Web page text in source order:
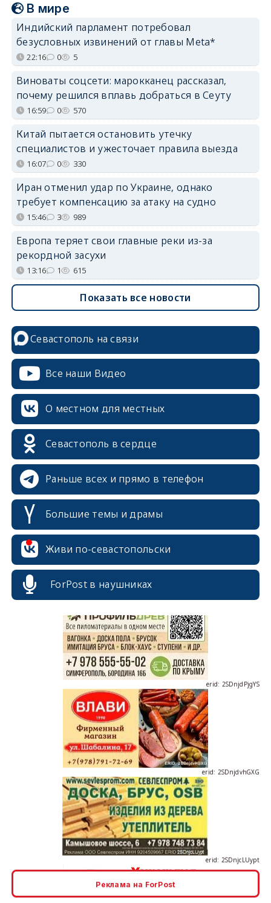
В мире
Индийский парламент потребовал
безусловных извинений от главы Meta*
22:16 0 5
Виноваты соцсети: марокканец рассказал,
почему решился вплавь добраться в Сеуту
16:59 0 570
Китай пытается остановить утечку
специалистов и ужесточает правила выезда
16:07 0 330
Иран отменил удар по Украине, однако
требует компенсацию за атаку на судно
15:46 3 989
Европа теряет свои главные реки из-за
рекордной засухи
13:16 1 615
Показать все новости
Севастополь на связи
Все наши Видео
О местном для местных
Севастополь в сердце
Раньше всех и прямо в телефон
Большие темы и драмы
Живи по-севастопольски
ForPost в наушниках
erid: 2SDnjdPjgYS
erid: 2SDnjdvhGXG
Реклама на ForPost